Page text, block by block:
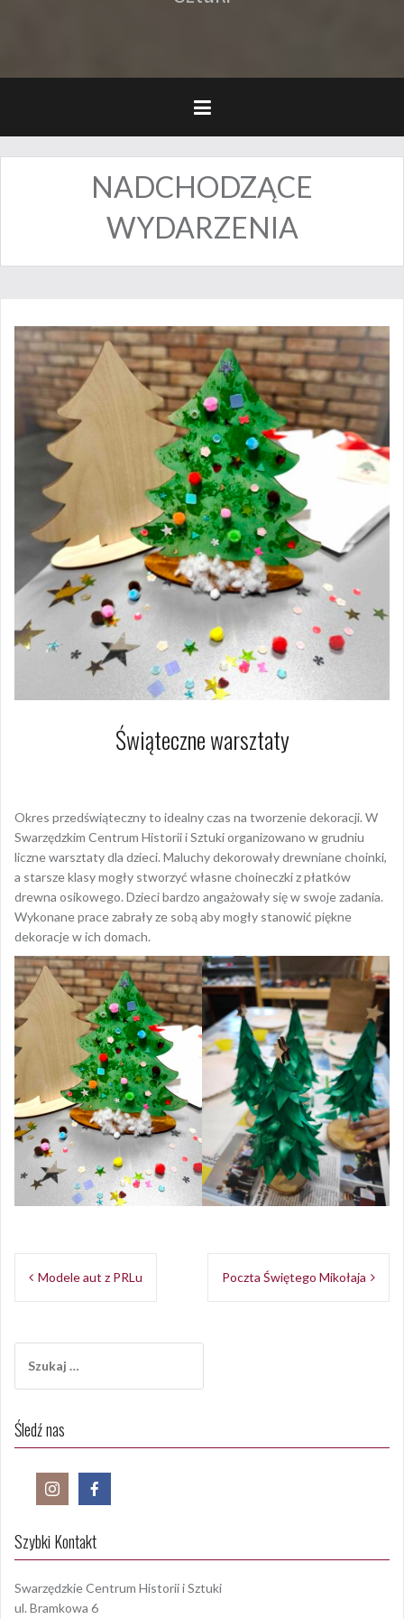
NADCHODZĄCE
WYDARZENIA
Świąteczne warsztaty
Okres przedświąteczny to idealny czas na tworzenie dekoracji. W
Swarzędzkim Centrum Historii i Sztuki organizowano w grudniu
liczne warsztaty dla dzieci. Maluchy dekorowały drewniane choinki,
a starsze klasy mogły stworzyć własne choineczki z płatków
drewna osikowego. Dzieci bardzo angażowały się w swoje zadania.
Wykonane prace zabrały ze sobą aby mogły stanowić piękne
dekoracje w ich domach.
Nawigacja
Modele aut z PRLu Poczta Świętego Mikołaja
Śledź nas
Szybki Kontakt
Swarzędzkie Centrum Historii i Sztuki
ul. Bramkowa 6